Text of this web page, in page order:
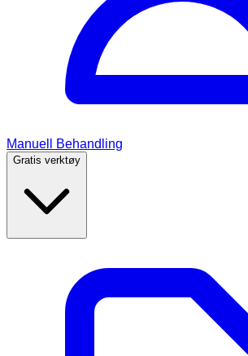
Manuell Behandling
Gratis verktøy